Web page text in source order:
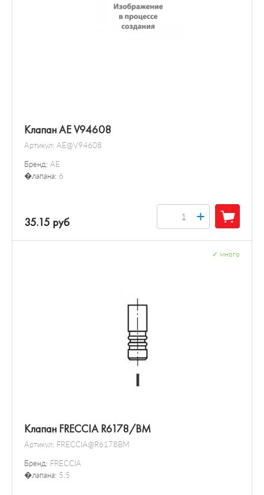
Клапан AE V94608
Артикул: AE@V94608
Бренд: AE
�лапана: 6
35.15 руб +
Клапан FRECCIA R6178/BM
Артикул: FRECCIA@R6178BM
Бренд: FRECCIA
�лапана: 5.5
много